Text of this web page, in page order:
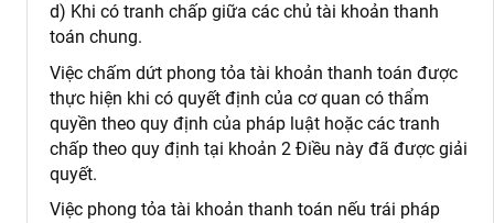
d) Khi có tranh chấp giữa các chủ tài khoản thanh
toán chung.
Việc chấm dứt phong tỏa tài khoản thanh toán được
thực hiện khi có quyết định của cơ quan có thẩm
quyền theo quy định của pháp luật hoặc các tranh
chấp theo quy định tại khoản 2 Điều này đã được giải
quyết.
Việc phong tỏa tài khoản thanh toán nếu trái pháp